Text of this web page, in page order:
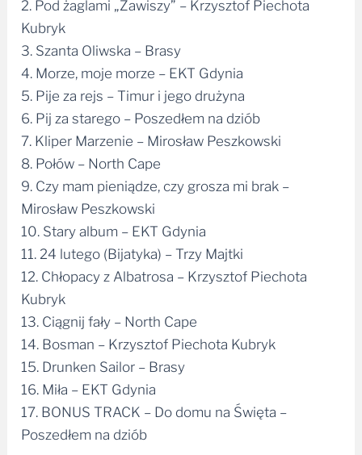
2. Pod żaglami „Zawiszy” – Krzysztof Piechota
Kubryk
3. Szanta Oliwska – Brasy
4. Morze, moje morze – EKT Gdynia
5. Pije za rejs – Timur i jego drużyna
6. Pij za starego – Poszedłem na dziób
7. Kliper Marzenie – Mirosław Peszkowski
8. Połów – North Cape
9. Czy mam pieniądze, czy grosza mi brak –
Mirosław Peszkowski
10. Stary album – EKT Gdynia
11. 24 lutego (Bijatyka) – Trzy Majtki
12. Chłopacy z Albatrosa – Krzysztof Piechota
Kubryk
13. Ciągnij fały – North Cape
14. Bosman – Krzysztof Piechota Kubryk
15. Drunken Sailor – Brasy
16. Miła – EKT Gdynia
17. BONUS TRACK – Do domu na Święta –
Poszedłem na dziób